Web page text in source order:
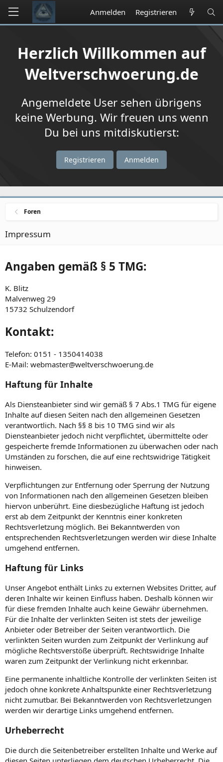
Anmelden Registrieren
Herzlich Willkommen auf
Weltverschwoerung.de
Angemeldete User sehen übrigens
keine Werbung. Wir freuen uns wenn
Du bei uns mitdiskutierst:
Registrieren Anmelden
Foren
Impressum
Angaben gemäß § 5 TMG:
K. Blitz
Malvenweg 29
15732 Schulzendorf
Kontakt:
Telefon: 0151 - 1350414038
E-Mail: webmaster@weltverschwoerung.de
Haftung für Inhalte
Als Diensteanbieter sind wir gemäß § 7 Abs.1 TMG für eigene
Inhalte auf diesen Seiten nach den allgemeinen Gesetzen
verantwortlich. Nach §§ 8 bis 10 TMG sind wir als
Diensteanbieter jedoch nicht verpflichtet, übermittelte oder
gespeicherte fremde Informationen zu überwachen oder nach
Umständen zu forschen, die auf eine rechtswidrige Tätigkeit
hinweisen.
Verpflichtungen zur Entfernung oder Sperrung der Nutzung
von Informationen nach den allgemeinen Gesetzen bleiben
hiervon unberührt. Eine diesbezügliche Haftung ist jedoch
erst ab dem Zeitpunkt der Kenntnis einer konkreten
Rechtsverletzung möglich. Bei Bekanntwerden von
entsprechenden Rechtsverletzungen werden wir diese Inhalte
umgehend entfernen.
Haftung für Links
Unser Angebot enthält Links zu externen Websites Dritter, auf
deren Inhalte wir keinen Einfluss haben. Deshalb können wir
für diese fremden Inhalte auch keine Gewähr übernehmen.
Für die Inhalte der verlinkten Seiten ist stets der jeweilige
Anbieter oder Betreiber der Seiten verantwortlich. Die
verlinkten Seiten wurden zum Zeitpunkt der Verlinkung auf
mögliche Rechtsverstöße überprüft. Rechtswidrige Inhalte
waren zum Zeitpunkt der Verlinkung nicht erkennbar.
Eine permanente inhaltliche Kontrolle der verlinkten Seiten ist
jedoch ohne konkrete Anhaltspunkte einer Rechtsverletzung
nicht zumutbar. Bei Bekanntwerden von Rechtsverletzungen
werden wir derartige Links umgehend entfernen.
Urheberrecht
Die durch die Seitenbetreiber erstellten Inhalte und Werke auf